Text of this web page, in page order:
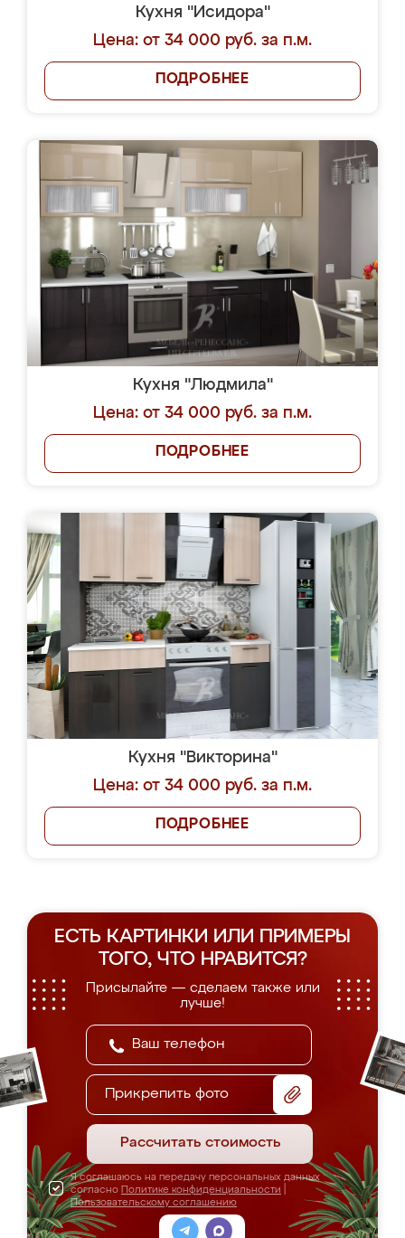
Кухня "Исидора"
Цена: от 34 000 руб. за п.м.
ПОДРОБНЕЕ
Кухня "Людмила"
Цена: от 34 000 руб. за п.м.
ПОДРОБНЕЕ
Кухня "Викторина"
Цена: от 34 000 руб. за п.м.
ПОДРОБНЕЕ
ЕСТЬ КАРТИНКИ ИЛИ ПРИМЕРЫ
ТОГО, ЧТО НРАВИТСЯ?
Присылайте — сделаем также или
лучше!
Прикрепить фото
Рассчитать стоимость
Я соглашаюсь на передачу персональных данных
согласно Политике конфиденциальности
Пользовательскому соглашению